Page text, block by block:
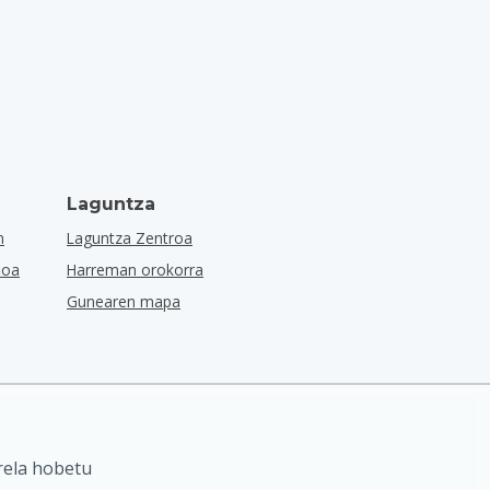
Laguntza
Laguntza Zentroa
Harreman orokorra
Gunearen mapa
hobetu